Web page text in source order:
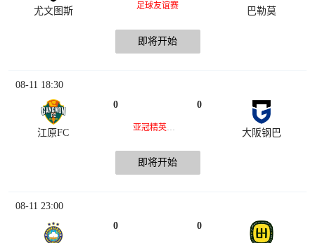
尤文图斯 足球友谊赛 巴勒莫
即将开始
08-11 18:30
江原FC
0 0
大阪钢巴
即将开始
08-11 23:00
0 0